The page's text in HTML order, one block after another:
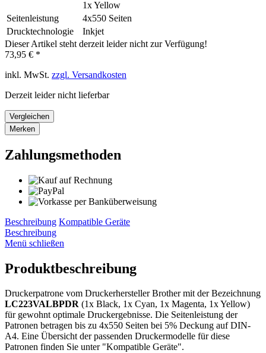
1x Yellow
Seitenleistung
4x550 Seiten
Drucktechnologie
Inkjet
Dieser Artikel steht derzeit leider nicht zur Verfügung!
73,95 € *
inkl. MwSt. zzgl. Versandkosten
Derzeit leider nicht lieferbar
Vergleichen
Merken
Zahlungsmethoden
Beschreibung Kompatible Geräte
Beschreibung
Menü schließen
Produktbeschreibung
Druckerpatrone vom Druckerhersteller Brother mit der Bezeichnung
LC223VALBPDR (1x Black, 1x Cyan, 1x Magenta, 1x Yellow)
für gewohnt optimale Druckergebnisse. Die Seitenleistung der
Patronen betragen bis zu 4x550 Seiten bei 5% Deckung auf DIN-
A4. Eine Übersicht der passenden Druckermodelle für diese
Patronen finden Sie unter "Kompatible Geräte".